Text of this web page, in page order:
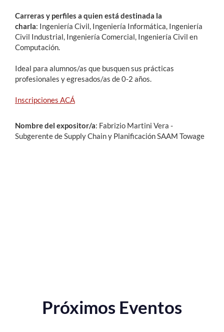
Carreras y perfiles a quien está destinada la
charla: Ingeniería Civil, Ingeniería Informática, Ingeniería
Civil Industrial, Ingeniería Comercial, Ingeniería Civil en
Computación.
Ideal para alumnos/as que busquen sus prácticas
profesionales y egresados/as de 0-2 años.
Inscripciones ACÁ
Nombre del expositor/a: Fabrizio Martini Vera -
Subgerente de Supply Chain y Planificación SAAM Towage
Próximos Eventos